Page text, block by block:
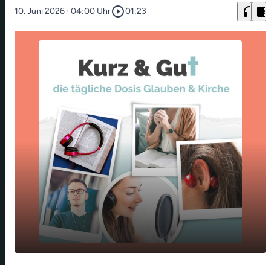
10. Juni 2026 · 04:00 Uhrplay_circle_outline01:23 headphones chrome_reader_mode